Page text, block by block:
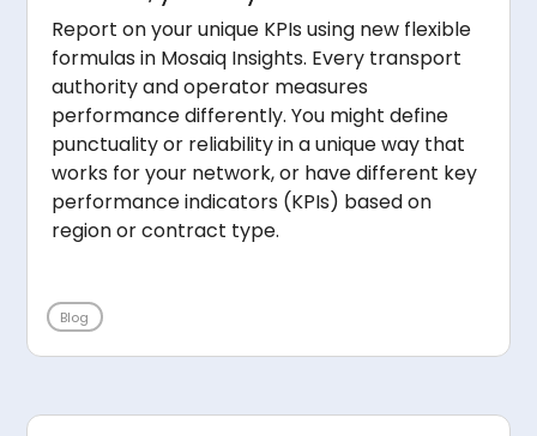
Report on your unique KPIs using new flexible
formulas in Mosaiq Insights. Every transport
authority and operator measures
performance differently. You might define
punctuality or reliability in a unique way that
works for your network, or have different key
performance indicators (KPIs) based on
region or contract type.
Blog